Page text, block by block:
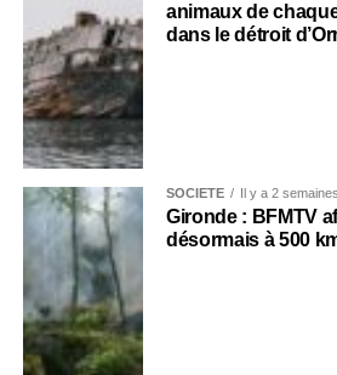
animaux de
dans le détroit
SOCIÉTÉ Il y a 2 semaines
Gironde : BFMTV
désormais à 500